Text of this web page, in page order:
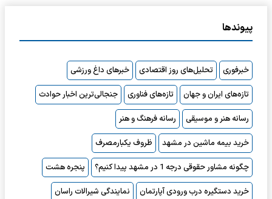
پیوندها
خبرفوری تحلیل‌های روز اقتصادی
خبرهای داغ ورزشی
تازه‌های ایران و جهان
تازه‌های فناوری
جنجالی‌ترین اخبار حوادث
رسانه هنر و موسیقی
رسانه فرهنگ و هنر
خرید بیمه ماشین در مشهد
ظروف یکبارمصرف
چگونه مشاور حقوقی درجه 1 در مشهد پیدا کنیم؟
پنجره هشت
خرید دستگیره درب ورودی آپارتمان
نمایندگی شیرالات راسان